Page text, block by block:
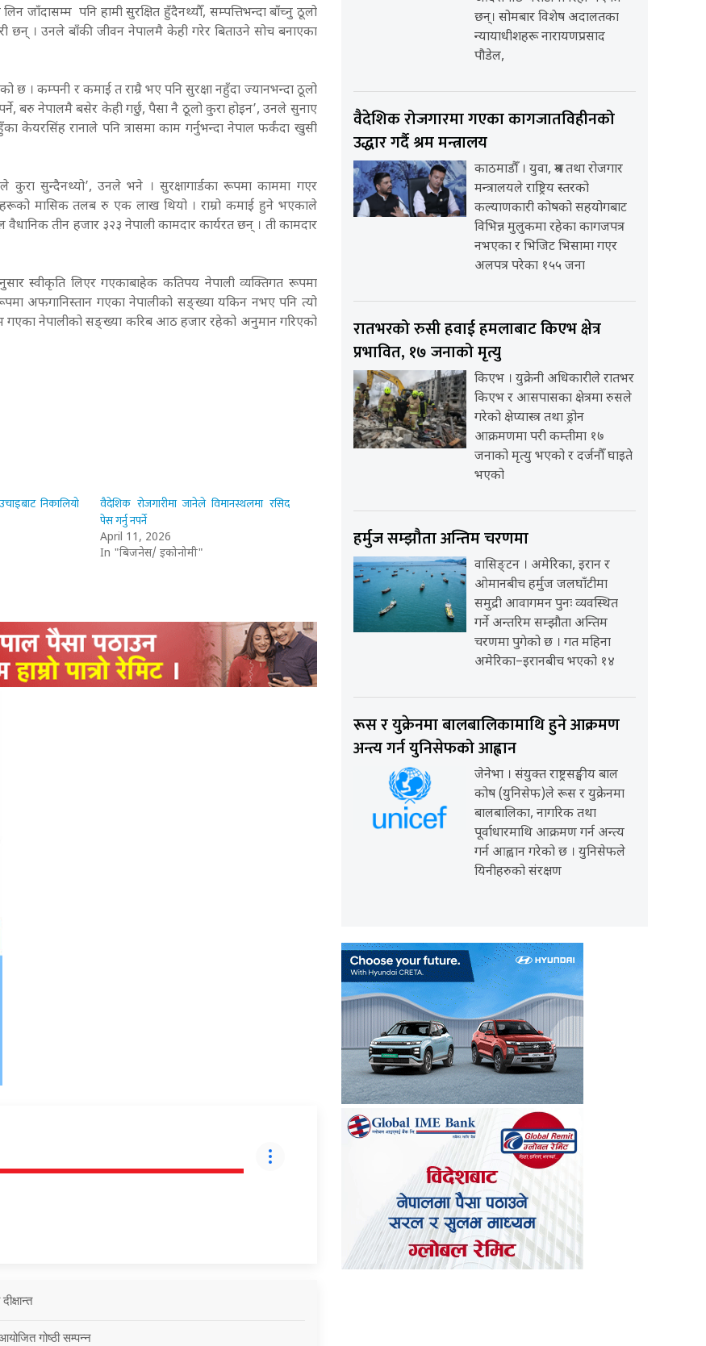
जाँदासम्म पनि हामी सुरक्षित हुँदैनथ्यौँ, सम्पत्तिभन्दा बाँच्नु ठूलो
छन् । उनले बाँकी जीवन नेपालमै केही गरेर बिताउने सोच बनाएका
छ । कम्पनी र कमाई त राम्रै भए पनि सुरक्षा नहुँदा ज्यानभन्दा ठूलो
बरु नेपालमै बसेर केही गर्छु, पैसा नै ठूलो कुरा होइन’, उनले सुनाए
केयरसिंह रानाले पनि त्रासमा काम गर्नुभन्दा नेपाल फर्कंदा खुसी
कुरा सुन्दैनथ्यो’, उनले भने । सुरक्षागार्डका रूपमा काममा गएर
मासिक तलब रु एक लाख थियो । राम्रो कमाई हुने भएकाले
तीन हजार ३२३ नेपाली कामदार कार्यरत छन् । ती कामदार
स्वीकृति लिएर गएकाबाहेक कतिपय नेपाली व्यक्तिगत रूपमा
अफगानिस्तान गएका नेपालीको सङ्ख्या यकिन नभए पनि त्यो
नेपालीको सङ्ख्या करिब आठ हजार रहेको अनुमान गरिएको
निकालियो
वैदेशिक रोजगारीमा जानेले विमानस्थलमा रसिद
पेस गर्नु नपर्ने
April 11, 2026
In "बिजनेस/ इकोनोमी"
गोष्ठी सम्पन्न
छन्। सोमबार विशेष अदालतका
न्यायाधीशहरू नारायणप्रसाद
पौडेल,
वैदेशिक रोजगारमा गएका कागजातविहीनको
उद्धार गर्दै श्रम मन्त्रालय
काठमाडौँ । युवा, श्रम तथा रोजगार
मन्त्रालयले राष्ट्रिय स्तरको
कल्याणकारी कोषको सहयोगबाट
विभिन्न मुलुकमा रहेका कागजपत्र
नभएका र भिजिट भिसामा गएर
अलपत्र परेका १५५ जना
रातभरको रुसी हवाई हमलाबाट किएभ क्षेत्र
प्रभावित, १७ जनाको मृत्यु
किएभ । युक्रेनी अधिकारीले रातभर
किएभ र आसपासका क्षेत्रमा रुसले
गरेको क्षेप्यास्त्र तथा ड्रोन
आक्रमणमा परी कम्तीमा १७
जनाको मृत्यु भएको र दर्जनौँ घाइते
भएको
हर्मुज सम्झौता अन्तिम चरणमा
वासिङ्टन । अमेरिका, इरान र
ओमानबीच हर्मुज जलघाँटीमा
समुद्री आवागमन पुनः व्यवस्थित
गर्ने अन्तरिम सम्झौता अन्तिम
चरणमा पुगेको छ । गत महिना
अमेरिका–इरानबीच भएको १४
रूस र युक्रेनमा बालबालिकामाथि हुने आक्रमण
अन्त्य गर्न युनिसेफको आह्वान
जेनेभा । संयुक्त राष्ट्रसङ्घीय बाल
कोष (युनिसेफ)ले रूस र युक्रेनमा
बालबालिका, नागरिक तथा
पूर्वाधारमाथि आक्रमण गर्न अन्त्य
गर्न आह्वान गरेको छ । युनिसेफले
यिनीहरुको संरक्षण